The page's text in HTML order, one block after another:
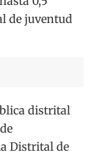
de juventud
distrital
Distrital de